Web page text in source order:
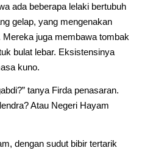
ada beberapa lelaki bertubuh
gelap, yang mengenakan
juga membawa tombak
bulat lebar. Eksistensinya
kuno.
tanya Firda penasaran.
Atau Negeri Hayam
dengan sudut bibir tertarik